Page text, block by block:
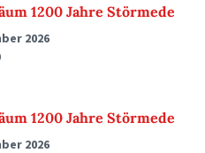
1200 Jahre Störmede
2026
1200 Jahre Störmede
2026